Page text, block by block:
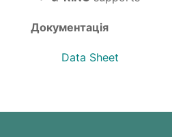
Документація
Data Sheet